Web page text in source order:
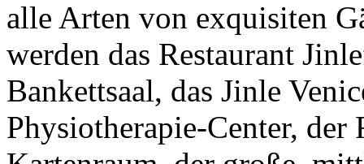
alle Arten von exquisiten
werden das Restaurant
Bankettsaal, das Jinle
Physiotherapie-Center, der